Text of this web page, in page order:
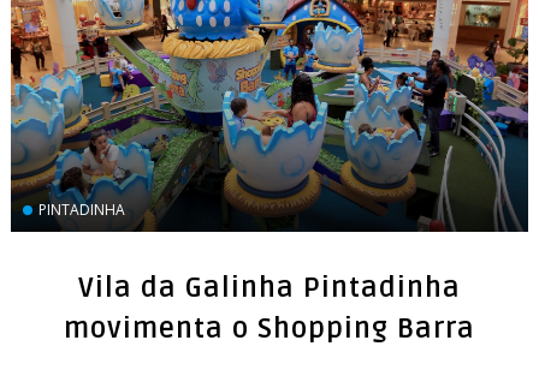
PINTADINHA
Vila da Galinha Pintadinha
movimenta o Shopping Barra